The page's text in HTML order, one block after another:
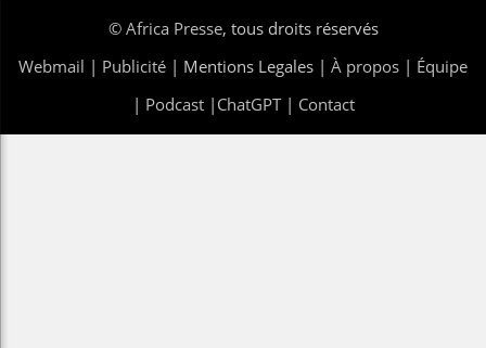
© Africa Presse, tous droits réservés
Webmail | Publicité | Mentions Legales | À propos | Équipe
| Podcast| ChatGPT| Contact